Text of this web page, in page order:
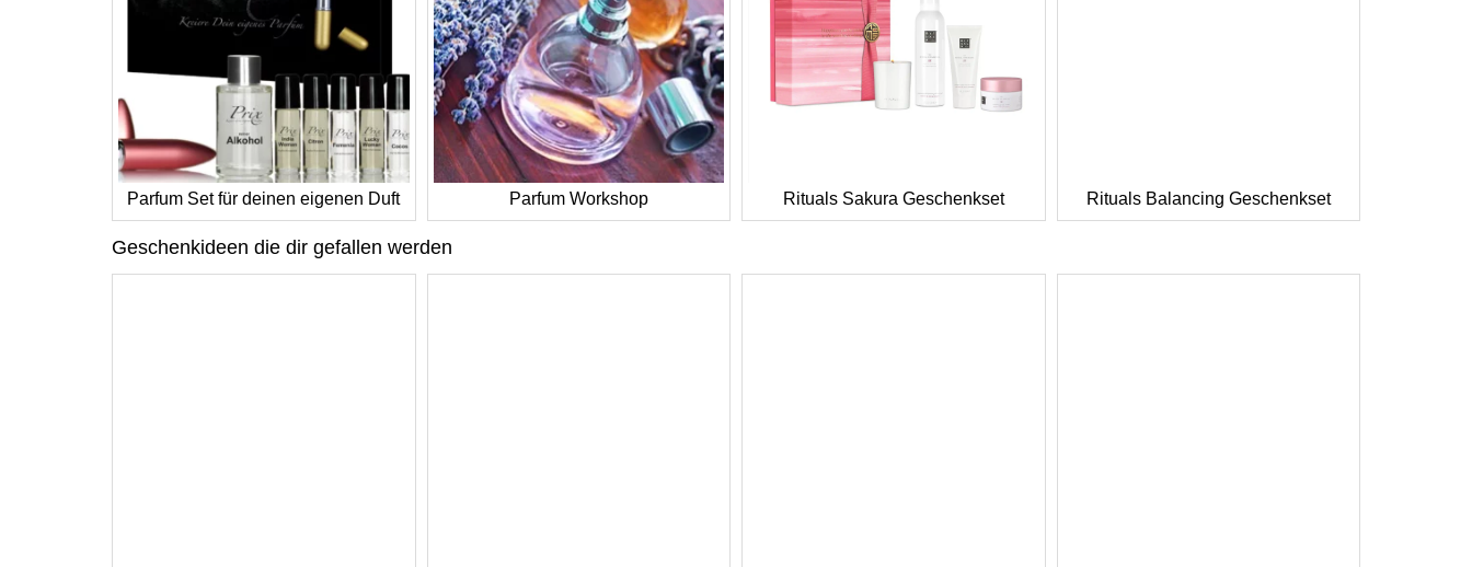
Parfum Set für deinen eigenen Duft Parfum Workshop Rituals Sakura Geschenkset Rituals Balancing Geschenkset
Geschenkideen die dir gefallen werden